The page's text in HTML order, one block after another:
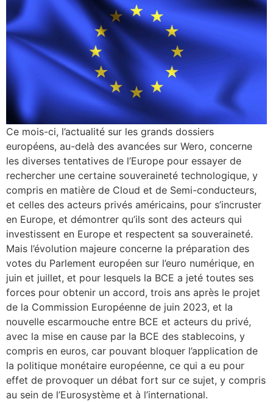
Ce mois-ci, l’actualité sur les grands dossiers
européens, au-delà des avancées sur Wero, concerne
les diverses tentatives de l’Europe pour essayer de
rechercher une certaine souveraineté technologique, y
compris en matière de Cloud et de Semi-conducteurs,
et celles des acteurs privés américains, pour s’incruster
en Europe, et démontrer qu’ils sont des acteurs qui
investissent en Europe et respectent sa souveraineté.
Mais l’évolution majeure concerne la préparation des
votes du Parlement européen sur l’euro numérique, en
juin et juillet, et pour lesquels la BCE a jeté toutes ses
forces pour obtenir un accord, trois ans après le projet
de la Commission Européenne de juin 2023, et la
nouvelle escarmouche entre BCE et acteurs du privé,
avec la mise en cause par la BCE des stablecoins, y
compris en euros, car pouvant bloquer l’application de
la politique monétaire européenne, ce qui a eu pour
effet de provoquer un débat fort sur ce sujet, y compris
au sein de l’Eurosystème et à l’international.